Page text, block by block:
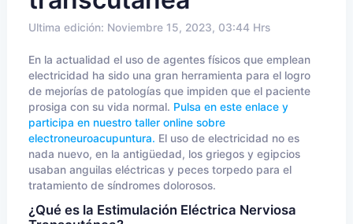
Ultima edición: Noviembre 15, 2023, 03:44 Hrs
En la actualidad el uso de agentes físicos que emplean
electricidad ha sido una gran herramienta para el logro
de mejorías de patologías que impiden que el paciente
prosiga con su vida normal. Pulsa en este enlace y
participa en nuestro taller online sobre
electroneuroacupuntura. El uso de electricidad no es
nada nuevo, en la antigüedad, los griegos y egipcios
usaban anguilas eléctricas y peces torpedo para el
tratamiento de síndromes dolorosos.
¿Qué es la Estimulación Eléctrica Nerviosa